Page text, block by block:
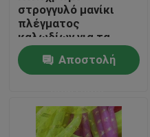
Ποιοτικός έλεγχος
Μας ελάτε σε επαφή με
Ζητήστε ένα απόσπασμα
στρογγυλό μανίκι
πλέγματος
καλωδίων για τα
εξαρτήματα
διακοσμήσεων
δώρων και φω'των
Αποστολή